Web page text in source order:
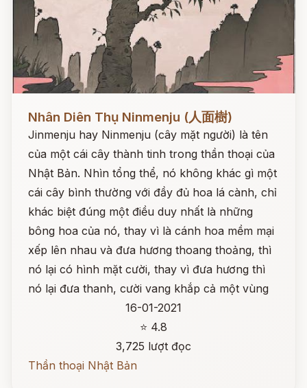
Nhân Diên Thụ Ninmenju (人面樹)
Jinmenju hay Ninmenju (cây mặt người) là tên
của một cái cây thành tinh trong thần thoại của
Nhật Bản. Nhìn tổng thể, nó không khác gì một
cái cây bình thường với đầy đủ hoa lá cành, chỉ
khác biệt đúng một điều duy nhất là những
bông hoa của nó, thay vì là cánh hoa mềm mại
xếp lên nhau và đưa hương thoang thoảng, thì
nó lại có hình mặt cười, thay vì đưa hương thì
nó lại đưa thanh, cười vang khắp cả một vùng
16-01-2021
⭐ 4.8
3,725 lượt đọc
Thần thoại Nhật Bản